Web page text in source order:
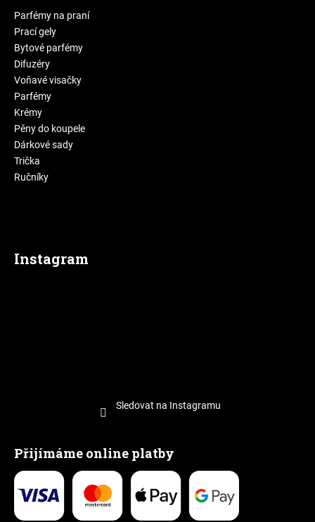
Parfémy na praní
Prací gely
Bytové parfémy
Difuzéry
Voňavé visačky
Parfémy
Krémy
Pěny do koupele
Dárkové sady
Trička
Ručníky
Instagram
Sledovat na Instagramu
Přijímáme online platby